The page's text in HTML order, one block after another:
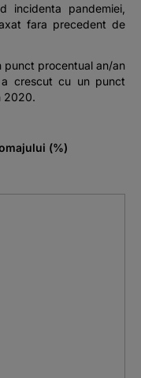
incidenta pandemiei,
fara precedent de
punct procentual an/an
crescut cu un punct
2020.
(%)